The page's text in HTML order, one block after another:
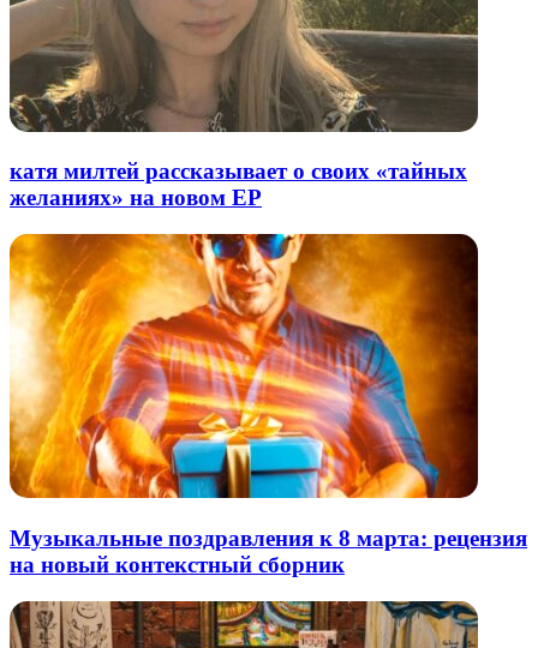
катя милтей рассказывает о своих «тайных
желаниях» на новом EP
Музыкальные поздравления к 8 марта: рецензия
на новый контекстный сборник